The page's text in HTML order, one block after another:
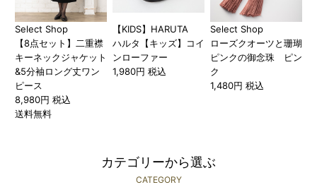
Select Shop
【8点セット】二重襟
キーネックジャケット
&5分袖ロング丈ワン
ピース
8,980円 税込
送料無料
【KIDS】HARUTA
ハルタ【キッズ】コイ
ンローファー
1,980円 税込
Select Shop
ローズクオーツと珊瑚
ピンクの御念珠 ピン
ク
1,480円 税込
カテゴリーから選ぶ
CATEGORY